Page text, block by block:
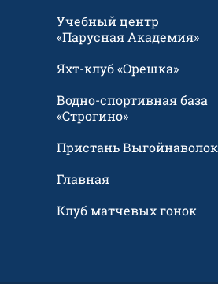
Учебный центр
«Парусная Академия»
Яхт-клуб «Орешка»
Водно-спортивная база
«Строгино»
Пристань Выгойнаволок
Главная
Клуб матчевых гонок